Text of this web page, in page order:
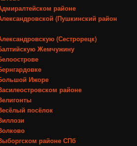
районе
(Пушкинский район
(Сестрорецк)
Жемчужину
Ижоре
районе
посёлок
районе СПб